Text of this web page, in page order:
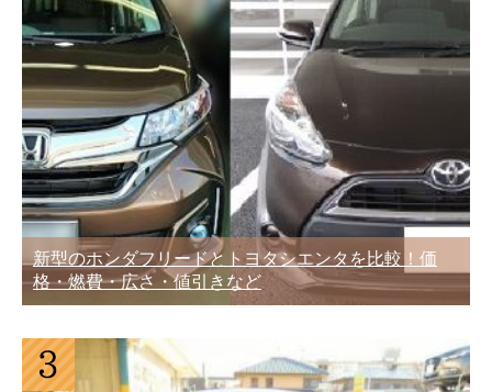
新型のホンダフリードとトヨタシエンタを比較！価
格・燃費・広さ・値引きなど